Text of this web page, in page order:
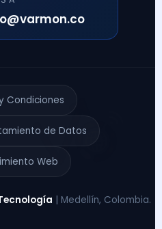
Condiciones
de Datos
Web
| Medellín, Colombia.